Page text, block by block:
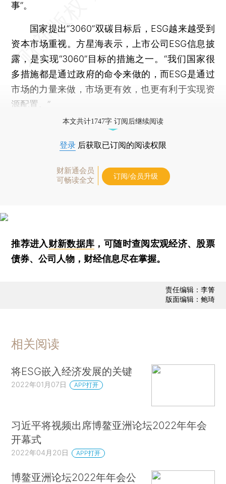
事”。
国家提出“3060”双碳目标后，ESG越来越受到
资本市场重视。方星海表示，上市公司ESG信息披
露，是实现“3060”目标的措施之一。“我们国家很
多措施都是通过政府的命令来做的，而ESG是通过
市场的力量来做，市场更有效，也更有利于实现资
源配置。”
本文共计1747字 订阅后继续阅读
登录 后获取已订阅的阅读权限
财新通会员
可畅读全文
订阅/会员升级
推荐进入财新数据库 ，可随时查阅宏观经济、股票
债券、公司人物，财经信息尽在掌握。
责任编辑：李箐
版面编辑：鲍琦
相关阅读
将ESG嵌入经济发展的关键
2022年01月07日 APP打开
习近平将视频出席博鳌亚洲论坛2022年年会
开幕式
2022年04月20日 APP打开
博鳌亚洲论坛2022年年会公